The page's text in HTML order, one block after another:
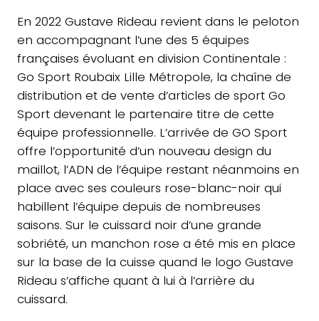
En 2022 Gustave Rideau revient dans le peloton
en accompagnant l’une des 5 équipes
françaises évoluant en division Continentale :
Go Sport Roubaix Lille Métropole, la chaîne de
distribution et de vente d’articles de sport Go
Sport devenant le partenaire titre de cette
équipe professionnelle. L’arrivée de GO Sport
offre l’opportunité d’un nouveau design du
maillot, l’ADN de l’équipe restant néanmoins en
place avec ses couleurs rose-blanc-noir qui
habillent l’équipe depuis de nombreuses
saisons. Sur le cuissard noir d’une grande
sobriété, un manchon rose a été mis en place
sur la base de la cuisse quand le logo Gustave
Rideau s’affiche quant à lui à l’arrière du
cuissard.